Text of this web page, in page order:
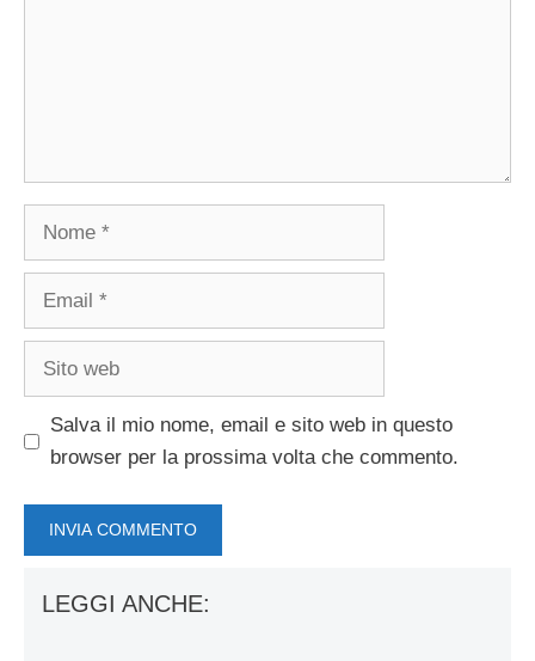
Nome
Email
Sito
Salva il mio nome, email e sito web in questo
browser per la prossima volta che commento.
LEGGI ANCHE: